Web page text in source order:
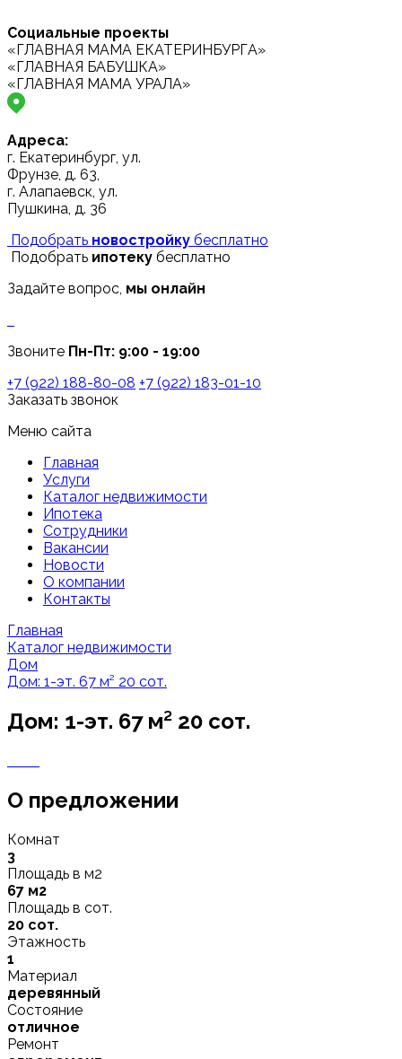
Социальные проекты
«ГЛАВНАЯ МАМА ЕКАТЕРИНБУРГА»
«ГЛАВНАЯ БАБУШКА»
«ГЛАВНАЯ МАМА УРАЛА»
Адреса:
г. Екатеринбург, ул.
Фрунзе, д. 63,
г. Алапаевск, ул.
Пушкина, д. 36
Подобрать новостройку бесплатно
Подобрать ипотеку бесплатно
Задайте вопрос, мы онлайн
Звоните Пн-Пт: 9:00 - 19:00
+7 (922) 188-80-08 +7 (922) 183-01-10
Заказать звонок
Меню сайта
Главная
Услуги
Каталог недвижимости
Ипотека
Сотрудники
Вакансии
Новости
О компании
Контакты
Главная
Каталог недвижимости
Дом
Дом: 1-эт. 67 м² 20 сот.
Дом: 1-эт. 67 м² 20 сот.
О предложении
Комнат
3
Площадь в м2
67 м2
Площадь в сот.
20 сот.
Этажность
1
Материал
деревянный
Состояние
отличное
Ремонт